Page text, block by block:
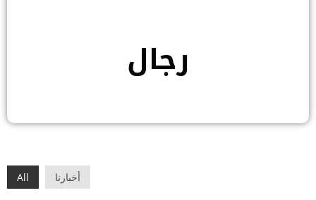
رجال
All أخبارنا